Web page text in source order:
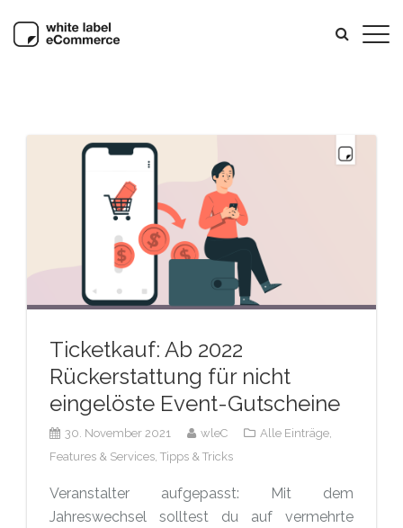
Ticketkauf: Ab 2022
Rückerstattung für nicht
eingelöste Event-Gutscheine
30. November 2021 wleC
Alle Einträge,
Features & Services, Tipps & Tricks
Veranstalter aufgepasst: Mit dem
Jahreswechsel solltest du auf vermehrte